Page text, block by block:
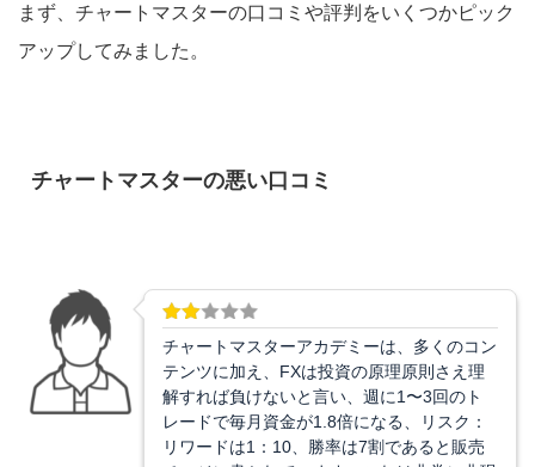
まず、チャートマスターの口コミや評判をいくつかピック
アップしてみました。
チャートマスターの悪い口コミ
チャートマスターアカデミーは、多くのコン
テンツに加え、FXは投資の原理原則さえ理
解すれば負けないと言い、週に1〜3回のト
レードで毎月資金が1.8倍になる、リスク：
リワードは1：10、勝率は7割であると販売